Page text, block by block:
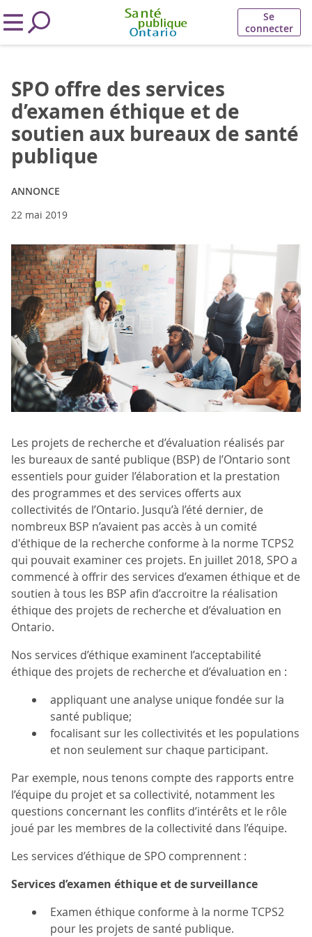
Se
connecter
SPO offre des services
d’examen éthique et de
soutien aux bureaux de santé
publique
ANNONCE
22 mai 2019
Les projets de recherche et d’évaluation réalisés par
les bureaux de santé publique (BSP) de l’Ontario sont
essentiels pour guider l’élaboration et la prestation
des programmes et des services offerts aux
collectivités de l’Ontario. Jusqu’à l’été dernier, de
nombreux BSP n’avaient pas accès à un comité
d'éthique de la recherche conforme à la norme TCPS2
qui pouvait examiner ces projets. En juillet 2018, SPO a
commencé à offrir des services d’examen éthique et de
soutien à tous les BSP afin d’accroitre la réalisation
éthique des projets de recherche et d’évaluation en
Ontario.
Nos services d’éthique examinent l’acceptabilité
éthique des projets de recherche et d’évaluation en :
appliquant une analyse unique fondée sur la
santé publique;
focalisant sur les collectivités et les populations
et non seulement sur chaque participant.
Par exemple, nous tenons compte des rapports entre
l’équipe du projet et sa collectivité, notamment les
questions concernant les conflits d’intérêts et le rôle
joué par les membres de la collectivité dans l’équipe.
Les services d’éthique de SPO comprennent :
Services d’examen éthique et de surveillance
Examen éthique conforme à la norme TCPS2
pour les projets de santé publique.